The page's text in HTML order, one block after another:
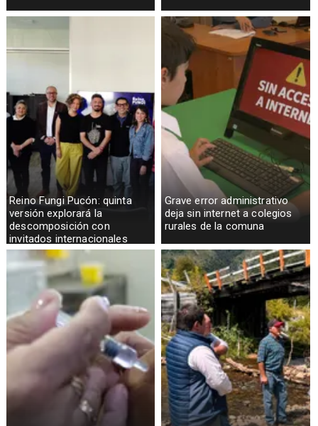
Reino Fungi Pucón: quinta
versión explorará la
descomposición con
invitados internacionales
Grave error administrativo
deja sin internet a colegios
rurales de la comuna